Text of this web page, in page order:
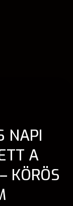
NAPI
A
KÖRÖS